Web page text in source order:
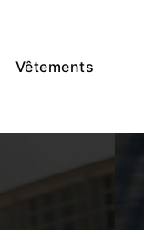
Vêtements